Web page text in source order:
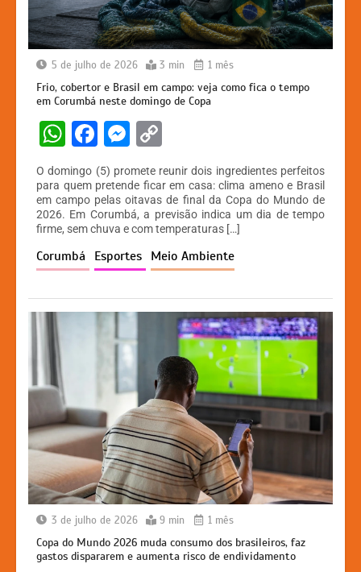
5 de julho de 2026 3 min 1 mês
Frio, cobertor e Brasil em campo: veja como fica o tempo
em Corumbá neste domingo de Copa
W
h
at
s
A
p
F
a
c
e
b
o
k
M
s
s
e
n
er
p
y
Li
n
O domingo (5) promete reunir dois ingredientes perfeitos
para quem pretende ficar em casa: clima ameno e Brasil
em campo pelas oitavas de final da Copa do Mundo de
2026. Em Corumbá, a previsão indica um dia de tempo
firme, sem chuva e com temperaturas […]
Corumbá Esportes Meio Ambiente
3 de julho de 2026 9 min 1 mês
Copa do Mundo 2026 muda consumo dos brasileiros, faz
gastos dispararem e aumenta risco de endividamento